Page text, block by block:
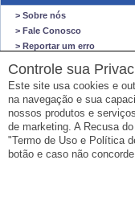
> Sobre nós
> Fale Conosco
> Reportar um erro
O NEGO VIAJA STORE
O Nego Viaja Store
VENDAS SOMENTE ONLINE
Email:
CPF: 732.652.150-67
Controle sua
Este site usa cookies e
na navegação e sua
nossos produtos e
de marketing. A Recusa
"Termo de Uso e Política
botão e caso não